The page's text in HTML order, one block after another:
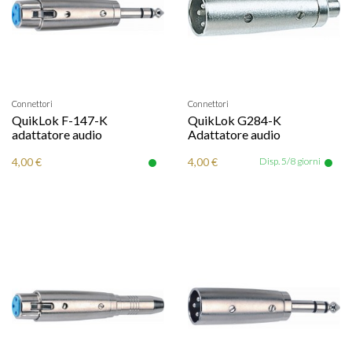
Connettori
QuikLok F-147-K
adattatore audio
4,00 €
Connettori
QuikLok G284-K
Adattatore audio
4,00 € Disp. 5/8 giorni